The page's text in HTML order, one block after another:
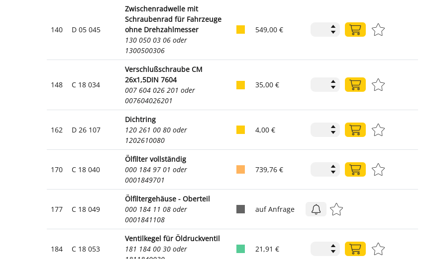
140 D 05 045
Zwischenradwelle mit
Schraubenrad für Fahrzeuge
ohne Drehzahlmesser
130 050 03 06 oder
1300500306
549,00 €
148 C 18 034
Verschlußschraube CM
26x1,5DIN 7604
007 604 026 201 oder
007604026201
35,00 €
162 D 26 107
Dichtring
120 261 00 80 oder
1202610080
4,00 €
170 C 18 040
Ölfilter vollständig
000 184 97 01 oder
0001849701
739,76 €
177 C 18 049
Ölfiltergehäuse - Oberteil
000 184 11 08 oder
0001841108
auf Anfrage
184 C 18 053
Ventilkegel für Öldruckventil
181 184 00 30 oder
21,91 €